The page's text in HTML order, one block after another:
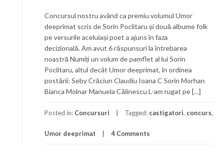
Concursul nostru având ca premiu volumul Umor
deeprimat scris de Sorin Poclitaru și două albume folk
pe versurile aceluiași poet a ajuns în faza
decizională. Am avut 6 răspunsuri la întrebarea
noastră Numiți un volum de pamflet al lui Sorin
Poclitaru, altul decât Umor deeprimat, în ordinea
postării: Seby Crăciun Claudiu Ioana C Sorin Morhan
Bianca Molnar Manuela Călinescu L-am rugat pe […]
Posted in: Concursuri Tagged: castigatori, concurs,
Umor deeprimat 4 Comments